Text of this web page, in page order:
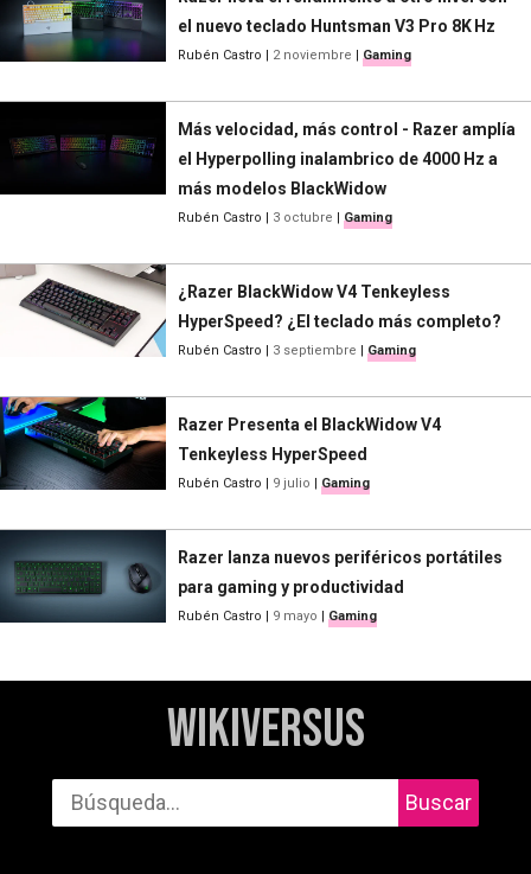
el nuevo teclado Huntsman V3 Pro 8K Hz
Rubén Castro | 2 noviembre | Gaming
Más velocidad, más control - Razer amplía
el Hyperpolling inalambrico de 4000 Hz a
más modelos BlackWidow
Rubén Castro | 3 octubre | Gaming
¿Razer BlackWidow V4 Tenkeyless
HyperSpeed? ¿El teclado más completo?
Rubén Castro | 3 septiembre | Gaming
Razer Presenta el BlackWidow V4
Tenkeyless HyperSpeed
Rubén Castro | 9 julio | Gaming
Razer lanza nuevos periféricos portátiles
para gaming y productividad
Rubén Castro | 9 mayo | Gaming
WikiVersus
Buscar